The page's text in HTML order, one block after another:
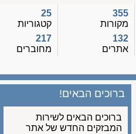
355
מקורות
132
אתרים
קטגוריות
217
מחוברים
ברוכים הבאים!
ברוכים הבאים לשירות
המבזקים החדש של אתר